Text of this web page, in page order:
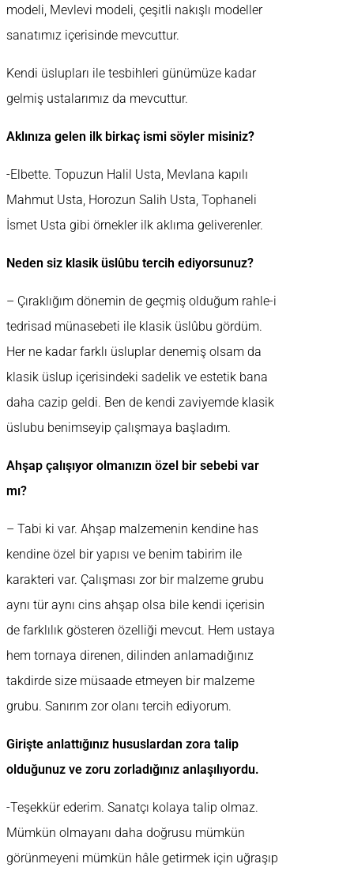
modeli, Mevlevi modeli, çeşitli nakışlı modeller
sanatımız içerisinde mevcuttur.
Kendi üslupları ile tesbihleri günümüze kadar
gelmiş ustalarımız da mevcuttur.
Aklınıza gelen ilk birkaç ismi söyler misiniz?
-Elbette. Topuzun Halil Usta, Mevlana kapılı
Mahmut Usta, Horozun Salih Usta, Tophaneli
İsmet Usta gibi örnekler ilk aklıma geliverenler.
Neden siz klasik üslûbu tercih ediyorsunuz?
– Çıraklığım dönemin de geçmiş olduğum rahle-i
tedrisad münasebeti ile klasik üslûbu gördüm.
Her ne kadar farklı üsluplar denemiş olsam da
klasik üslup içerisindeki sadelik ve estetik bana
daha cazip geldi. Ben de kendi zaviyemde klasik
üslubu benimseyip çalışmaya başladım.
Ahşap çalışıyor olmanızın özel bir sebebi var
mı?
– Tabi ki var. Ahşap malzemenin kendine has
kendine özel bir yapısı ve benim tabirim ile
karakteri var. Çalışması zor bir malzeme grubu
aynı tür aynı cins ahşap olsa bile kendi içerisin
de farklılık gösteren özelliği mevcut. Hem ustaya
hem tornaya direnen, dilinden anlamadığınız
takdirde size müsaade etmeyen bir malzeme
grubu. Sanırım zor olanı tercih ediyorum.
Girişte anlattığınız hususlardan zora talip
olduğunuz ve zoru zorladığınız anlaşılıyordu.
-Teşekkür ederim. Sanatçı kolaya talip olmaz.
Mümkün olmayanı daha doğrusu mümkün
görünmeyeni mümkün hâle getirmek için uğraşıp